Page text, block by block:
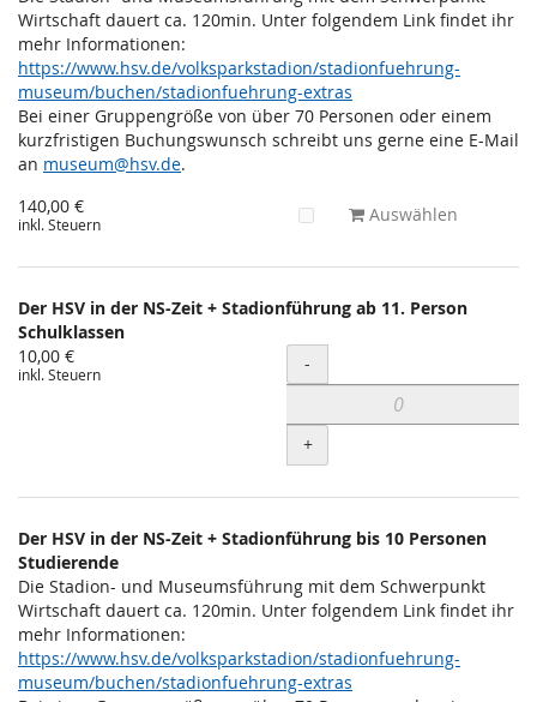
Wirtschaft dauert ca. 120min. Unter folgendem Link findet ihr
mehr Informationen:
https://www.hsv.de/volksparkstadion/stadionfuehrung-
museum/buchen/stadionfuehrung-extras
Bei einer Gruppengröße von über 70 Personen oder einem
kurzfristigen Buchungswunsch schreibt uns gerne eine E-Mail
an museum@hsv.de.
140,00 €
inkl. Steuern Auswählen
Der HSV in der NS-Zeit + Stadionführung ab 11. Person
Schulklassen
10,00 €
inkl. Steuern Menge
-
+
Der HSV in der NS-Zeit + Stadionführung bis 10 Personen
Studierende
Die Stadion- und Museumsführung mit dem Schwerpunkt
Wirtschaft dauert ca. 120min. Unter folgendem Link findet ihr
mehr Informationen:
https://www.hsv.de/volksparkstadion/stadionfuehrung-
museum/buchen/stadionfuehrung-extras